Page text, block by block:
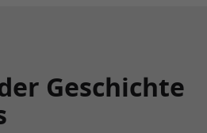
Geschichte